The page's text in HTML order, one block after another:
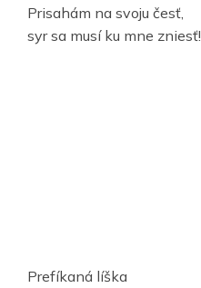
Prisahám na svoju česť,
syr sa musí ku mne zniesť!
Prefíkaná líška